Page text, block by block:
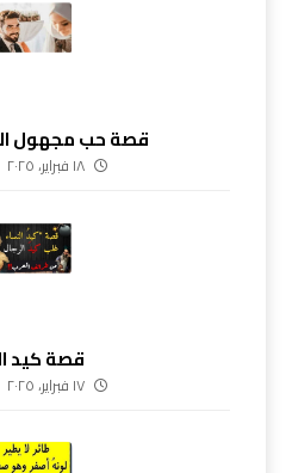
قصة حب مجهول
١٨ فبراير، ٢٠٢٥
قصة كيد
١٧ فبراير، ٢٠٢٥